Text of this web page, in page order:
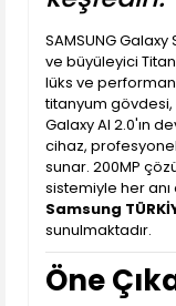
SAMSUNG
ve büyüleyici
lüks ve
titanyum
Galaxy AI 2.0'ın
cihaz,
sunar. 200MP
sistemiyle her
Samsung
sunulmaktadır.
Öne